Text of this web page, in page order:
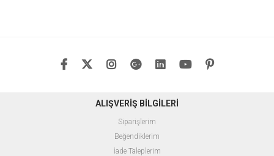
ALIŞVERİŞ BİLGİLERİ
Siparişlerim
Beğendiklerim
İade Taleplerim